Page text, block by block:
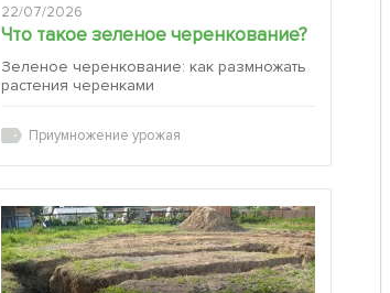
22/07/2026
Что такое зеленое черенкование?
Зеленое черенкование: как размножать
растения черенками
Приумножение урожая